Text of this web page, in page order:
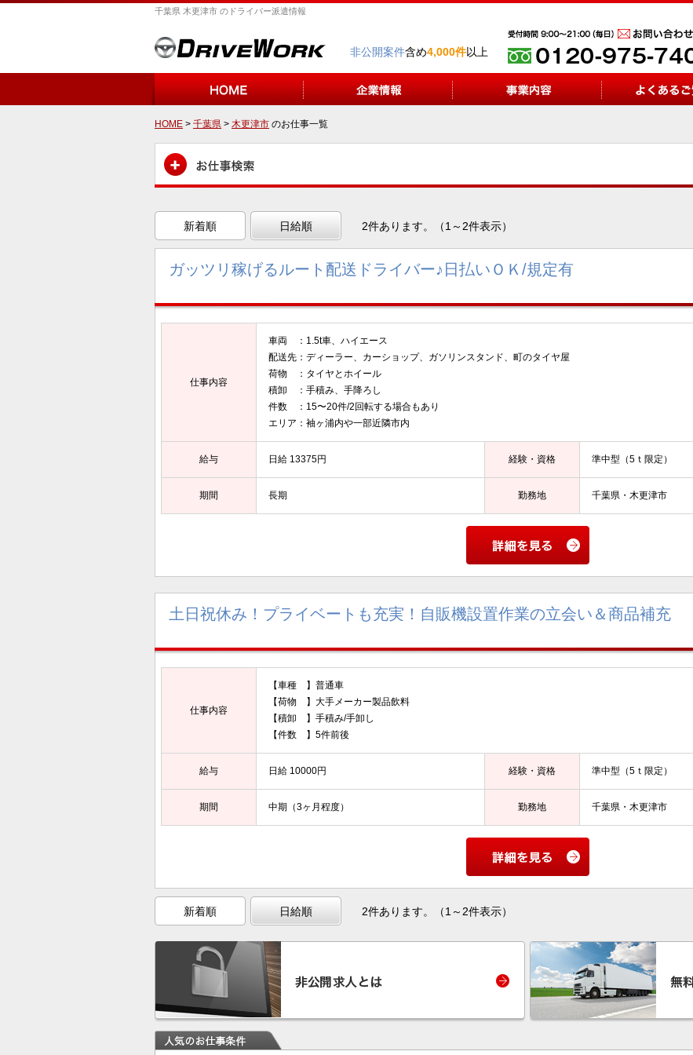
千葉県 木更津市 のドライバー派遣情報
非公開案件含め4,000件以上
HOME > 千葉県 > 木更津市 のお仕事一覧
新着順 日給順 2件あります。（1～2件表示）
ガッツリ稼げるルート配送ドライバー♪日払いＯＫ/規定有
仕事内容
車両 ：1.5t車、ハイエース
配送先：ディーラー、カーショップ、ガソリンスタンド、町のタイヤ屋
荷物 ：タイヤとホイール
積卸 ：手積み、手降ろし
件数 ：15〜20件/2回転する場合もあり
エリア：袖ヶ浦内や一部近隣市内
給与 日給 13375円 経験・資格 準中型（5ｔ限定）
期間 長期 勤務地 千葉県・木更津市
土日祝休み！プライベートも充実！自販機設置作業の立会い＆商品補充
仕事内容
【車種 】普通車
【荷物 】大手メーカー製品飲料
【積卸 】手積み/手卸し
【件数 】5件前後
給与 日給 10000円 経験・資格 準中型（5ｔ限定）
期間 中期（3ヶ月程度） 勤務地 千葉県・木更津市
新着順 日給順 2件あります。（1～2件表示）